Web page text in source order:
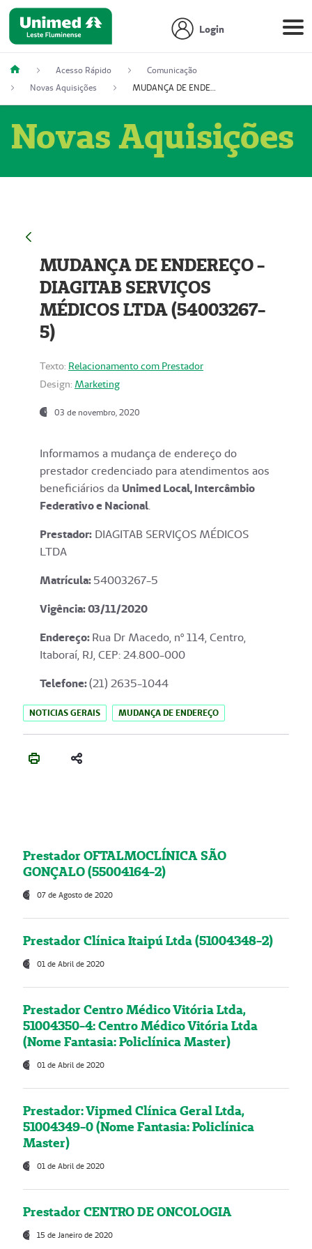
Login
Acesso Rápido
Comunicação
Novas Aquisições
MUDANÇA DE ENDEREÇO - DIAGITAB SERVIÇOS MÉDICOS LTDA (54003267-5)
Novas Aquisições
MUDANÇA DE ENDEREÇO -
DIAGITAB SERVIÇOS
MÉDICOS LTDA (54003267-
5)
Texto: Relacionamento com Prestador
Design: Marketing
03 de novembro, 2020
Informamos a mudança de endereço do
prestador credenciado para atendimentos aos
beneficiários da Unimed Local, Intercâmbio
Federativo e Nacional.
Prestador: DIAGITAB SERVIÇOS MÉDICOS
LTDA
Matrícula:54003267-5
Vigência: 03/11/2020
Endereço:Rua Dr Macedo, nº 114, Centro,
Itaboraí, RJ, CEP: 24.800-000
Telefone:(21) 2635-1044
NOTICIAS GERAIS MUDANÇA DE ENDEREÇO
Prestador OFTALMOCLÍNICA SÃO
GONÇALO (55004164-2)
07 de Agosto de 2020
Prestador Clínica Itaipú Ltda (51004348-2)
01 de Abril de 2020
Prestador Centro Médico Vitória Ltda,
51004350-4: Centro Médico Vitória Ltda
(Nome Fantasia: Policlínica Master)
01 de Abril de 2020
Prestador: Vipmed Clínica Geral Ltda,
51004349-0 (Nome Fantasia: Policlínica
Master)
01 de Abril de 2020
Prestador CENTRO DE ONCOLOGIA
15 de Janeiro de 2020